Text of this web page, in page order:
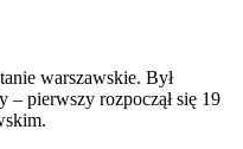
warszawskie. Był
pierwszy rozpoczął się 19